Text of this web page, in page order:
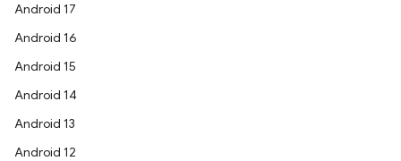
Android 17
Android 16
Android 15
Android 14
Android 13
Android 12